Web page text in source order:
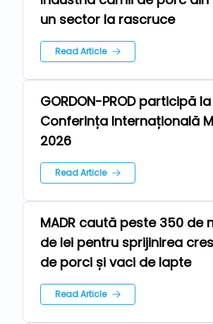
un sector la rascruce
Read Article
Farm
GORDON-PROD participă
Conferința Internațională
2026
Read Article
Farm
MADR caută peste 350 de
de lei pentru sprijinirea
de porci și vaci de lapte
Read Article